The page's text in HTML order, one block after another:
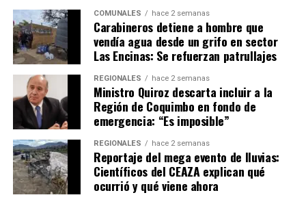
COMUNALES hace 2 semanas
Carabineros detiene a hombre que
vendía agua desde un grifo en sector
Las Encinas: Se refuerzan patrullajes
REGIONALES hace 2 semanas
Ministro Quiroz descarta incluir a la
Región de Coquimbo en fondo de
emergencia: “Es imposible”
REGIONALES hace 2 semanas
Reportaje del mega evento de lluvias:
Científicos del CEAZA explican qué
ocurrió y qué viene ahora